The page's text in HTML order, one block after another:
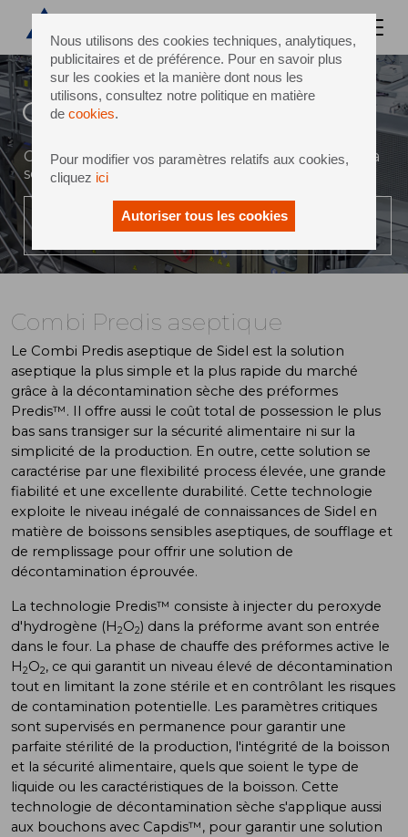
Nous utilisons des cookies techniques, analytiques,
publicitaires et de préférence. Pour en savoir plus
sur les cookies et la manière dont nous les
utilisons, consultez notre politique en matière
de cookies.
Pour modifier vos paramètres relatifs aux cookies,
cliquez ici
Autoriser tous les cookies
Combi Predis aseptique
Conditionnement aseptique en bouteilles PET la
securite comme jamais
LIRE LA VIDÉO
Combi Predis aseptique
Le Combi Predis aseptique de Sidel est la solution
aseptique la plus simple et la plus rapide du marché
grâce à la décontamination sèche des préformes
Predis™. Il offre aussi le coût total de possession le plus
bas sans transiger sur la sécurité alimentaire ni sur la
simplicité de la production. En outre, cette solution se
caractérise par une flexibilité process élevée, une grande
fiabilité et une excellente durabilité. Cette technologie
exploite le niveau inégalé de connaissances de Sidel en
matière de boissons sensibles aseptiques, de soufflage et
de remplissage pour offrir une solution de
décontamination éprouvée.
La technologie Predis™ consiste à injecter du peroxyde
d'hydrogène (H 2O2) dans la préforme avant son entrée
dans le four. La phase de chauffe des préformes active le
H 2O2, ce qui garantit un niveau élevé de décontamination
tout en limitant la zone stérile et en contrôlant les risques
de contamination potentielle. Les paramètres critiques
sont supervisés en permanence pour garantir une
parfaite stérilité de la production, l'intégrité de la boisson
et la sécurité alimentaire, quels que soient le type de
liquide ou les caractéristiques de la boisson. Cette
technologie de décontamination sèche s'applique aussi
aux bouchons avec Capdis™, pour garantir une solution